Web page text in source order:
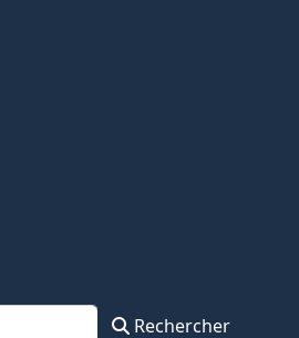
Rechercher